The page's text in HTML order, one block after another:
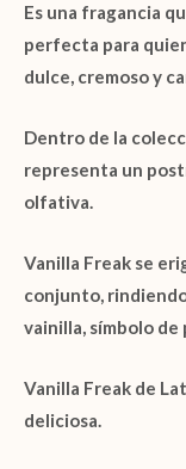
Es una fragancia
perfecta para
dulce, cremoso y
Dentro de la
representa un
olfativa.
Vanilla Freak se
conjunto,
vainilla, símbolo de
Vanilla Freak de
deliciosa.